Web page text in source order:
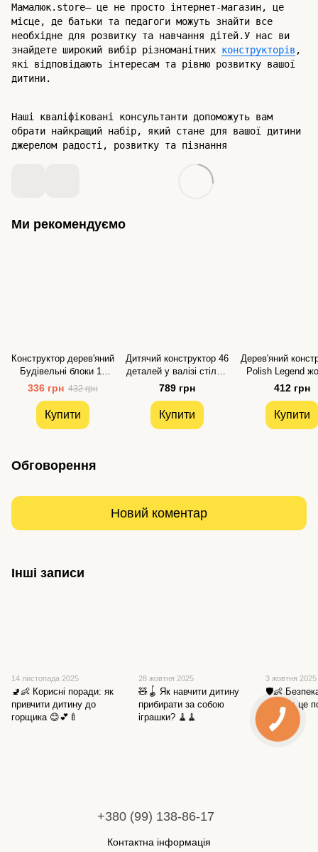
Мамалюк.store– це не просто інтернет-магазин, це
місце, де батьки та педагоги можуть знайти все
необхідне для розвитку та навчання дітей.У нас ви
знайдете широкий вибір різноманітних конструкторів ,
які відповідають інтересам та рівню розвитку вашої
дитини.
Наші кваліфіковані консультанти допоможуть вам
обрати найкращий набір, який стане для вашої дитини
джерелом радості, розвитку та пізнання
Ми рекомендуємо
Конструктор дерев'яний
Будівельні блоки 14
деталей Igroteco
336 грн 432 грн
Купити
Дитячий конструктор 46
деталей у валізі стільці
Bambi
789 грн
Купити
Дерев'яний
Polish Legend
Time for
412 грн
Купити
Обговорення
Новий коментар
Інші записи
14 листопада 2025
🚽👶 Корисні поради: як
привчити дитину до
горщика 😊💕🍼
28 жовтня 2025
🧸🪀 Як навчити дитину
прибирати за собою
іграшки? 🧹🧹
3 жовтня 2025
🛡️👶
вдома: це
👶🏡
+380 (99) 138-86-17
Контактна інформація